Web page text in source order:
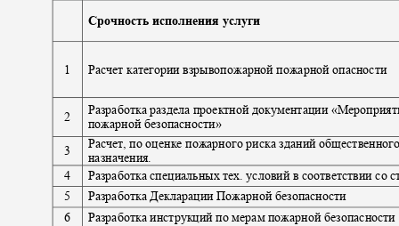
Срочность исполнения услуги
1 Расчет категории взрывопожарной пожарной опасности
Разработка раздела проектной документации
пожарной безопасности»
2
3
Расчет, по оценке пожарного риска зданий
назначения.
4
5
6
Разработка специальных тех. условий в соответствии со
Разработка Декларации Пожарной безопасности
Разработка инструкций по мерам пожарной